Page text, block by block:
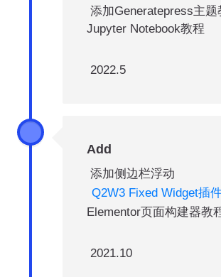
添加Generatepress主题
Jupyter Notebook教程
2022.5
Add
添加侧边栏浮动
Q2W3 Fixed Widget插
Elementor页面构建器教
2021.10